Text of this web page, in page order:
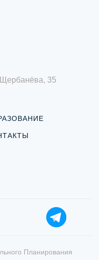
Щербанёва, 35
Планирования